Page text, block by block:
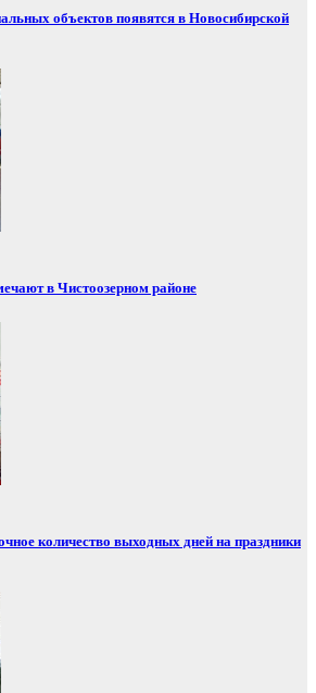
объектов появятся в Новосибирской
в Чистоозерном районе
количество выходных дней на праздники